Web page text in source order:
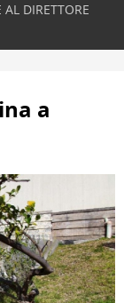
AL DIRETTORE
a